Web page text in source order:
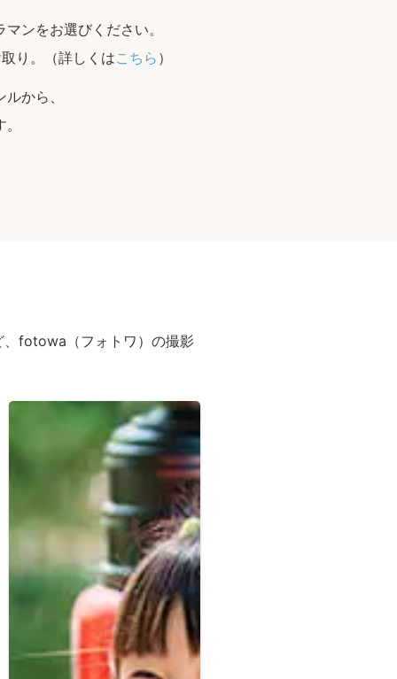
ンをお選びください。
り。（詳しくはこちら ）
から、
、fotowa（フォトワ）の撮影